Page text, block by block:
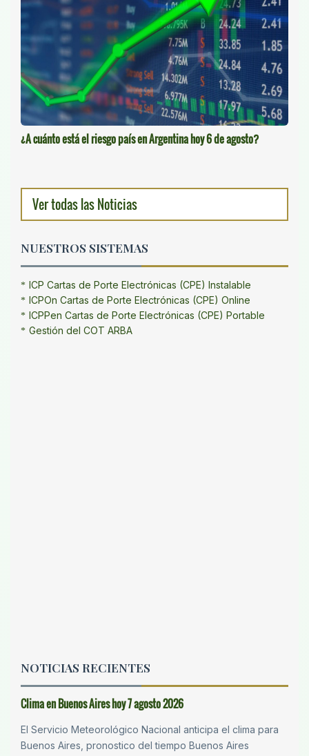
¿A cuánto está el riesgo país en Argentina hoy 6 de agosto?
Ver todas las Noticias
NUESTROS SISTEMAS
ICP Cartas de Porte Electrónicas (CPE) Instalable
ICPOn Cartas de Porte Electrónicas (CPE) Online
ICPPen Cartas de Porte Electrónicas (CPE) Portable
Gestión del COT ARBA
NOTICIAS RECIENTES
Clima en Buenos Aires hoy 7 agosto 2026
El Servicio Meteorológico Nacional anticipa el clima para
Buenos Aires, pronostico del tiempo Buenos Aires